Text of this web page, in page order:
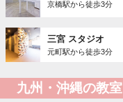
京橋駅から徒歩3分
三宮 スタジオ
元町駅から徒歩3分
九州・沖縄の教室